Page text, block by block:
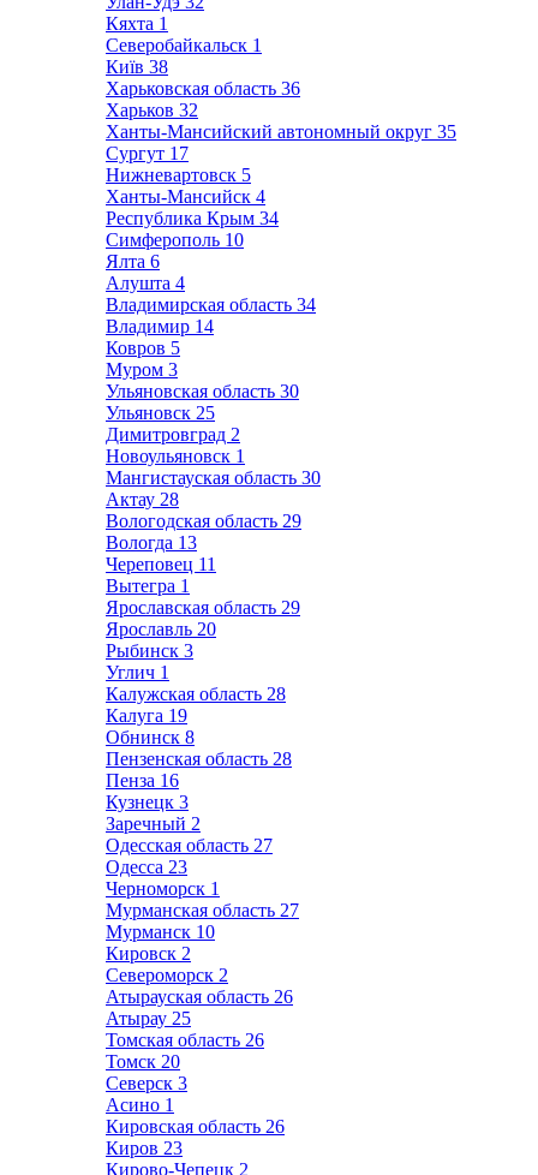
Кяхта 1
Северобайкальск 1
Київ 38
Харьковская область 36
Харьков 32
Ханты-Мансийский автономный округ 35
Сургут 17
Нижневартовск 5
Ханты-Мансийск 4
Республика Крым 34
Симферополь 10
Ялта 6
Алушта 4
Владимирская область 34
Владимир 14
Ковров 5
Муром 3
Ульяновская область 30
Ульяновск 25
Димитровград 2
Новоульяновск 1
Мангистауская область 30
Актау 28
Вологодская область 29
Вологда 13
Череповец 11
Вытегра 1
Ярославская область 29
Ярославль 20
Рыбинск 3
Углич 1
Калужская область 28
Калуга 19
Обнинск 8
Пензенская область 28
Пенза 16
Кузнецк 3
Заречный 2
Одесская область 27
Одесса 23
Черноморск 1
Мурманская область 27
Мурманск 10
Кировск 2
Североморск 2
Атырауская область 26
Атырау 25
Томская область 26
Томск 20
Северск 3
Асино 1
Кировская область 26
Киров 23
Кирово-Чепецк 2